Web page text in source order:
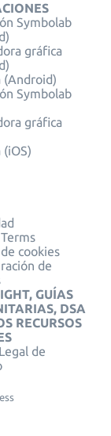
Symbolab
gráfica
(Android)
Symbolab
gráfica
(iOS)
cookies
de
GUÍAS
DSA
RECURSOS
de